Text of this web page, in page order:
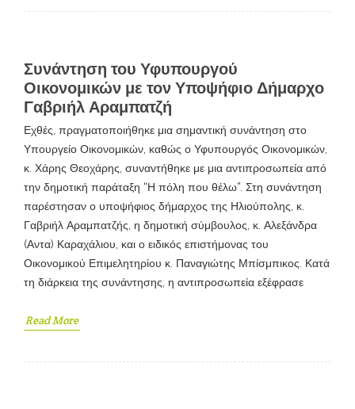
Συνάντηση του Υφυπουργού
Οικονομικών με τον Υποψήφιο Δήμαρχο
Γαβριήλ Αραμπατζή
Εχθές, πραγματοποιήθηκε μια σημαντική συνάντηση στο
Υπουργείο Οικονομικών, καθώς ο Υφυπουργός Οικονομικών,
κ. Χάρης Θεοχάρης, συναντήθηκε με μια αντιπροσωπεία από
την δημοτική παράταξη “Η πόλη που θέλω”. Στη συνάντηση
παρέστησαν ο υποψήφιος δήμαρχος της Ηλιούπολης, κ.
Γαβριήλ Αραμπατζής, η δημοτική σύμβουλος, κ. Αλεξάνδρα
(Αντα) Καραχάλιου, και ο ειδικός επιστήμονας του
Οικονομικού Επιμελητηρίου κ. Παναγιώτης Μπίσμπικος. Κατά
τη διάρκεια της συνάντησης, η αντιπροσωπεία εξέφρασε
Read More